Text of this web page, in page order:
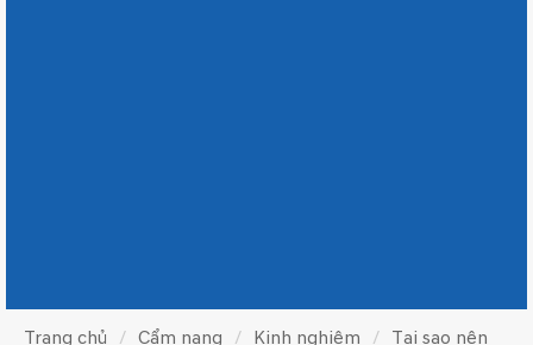
Trang chủ Cẩm nang Kinh nghiệm
Tại sao nên